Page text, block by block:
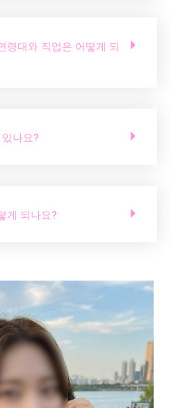
령대와 직업은 어떻게 되
나요?
게 되나요?